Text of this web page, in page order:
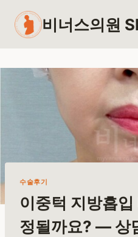
content
비너스의원
수술후기
이중턱 지방흡
정될까요? — 상